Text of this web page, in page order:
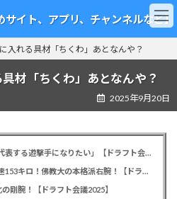
イト、アプリ、チャンネルなど】
入れる具材「ちくわ」あとなんや？
材「ちくわ」あとなんや？
2025年9月20日
カープドラ6西川篤夢！「日本を代表する遊撃手になりたい」【ドラフト会議2025】
カープドラ5赤木晴哉！191cm最速153キロ！佛教大の本格派右腕！【ドラフト会議2025】
剛腕！【ドラフト会議2025】